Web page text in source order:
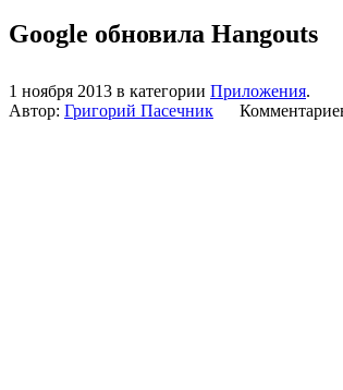
Google обновила Hangouts
1 ноября 2013 в категории Приложения.
Автор: Григорий Пасечник